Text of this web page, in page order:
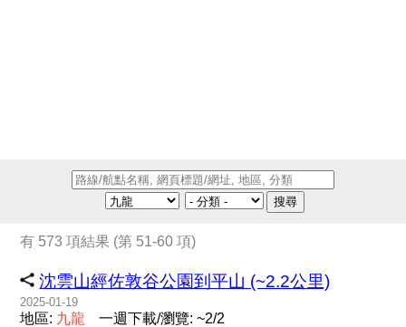
搜尋
有 573 項結果 (第 51-60 項)
沈雲山經佐敦谷公園到平山 (~2.2公里)
2025-01-19
地區: 九龍 一週下載/瀏覽: ~2/2